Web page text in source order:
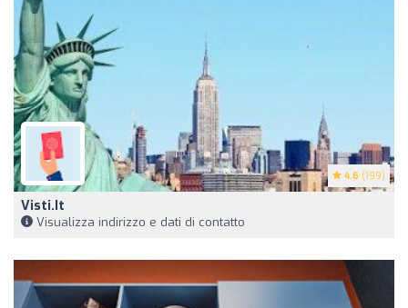
4.6 (199)
Visti.it
Visualizza indirizzo e dati di contatto